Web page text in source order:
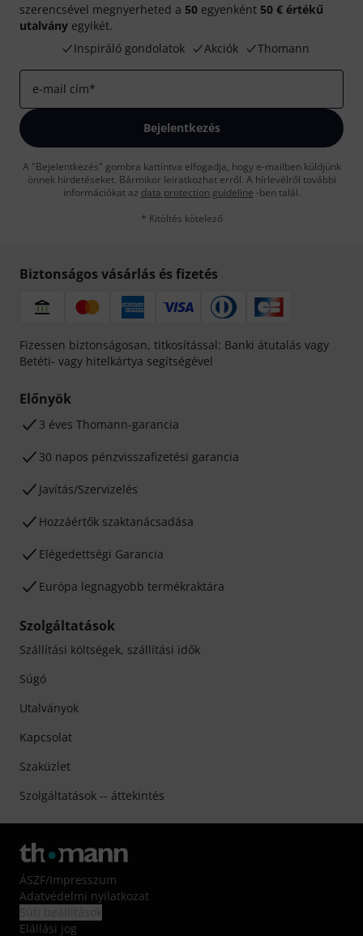
szerencsével megnyerheted a 50 egyenként 50 € értékű
utalvány egyikét.
Inspiráló gondolatok
Akciók Thomann
e-mail cím*
Bejelentkezés
A "Bejelentkezés" gombra kattintva elfogadja, hogy e-mailben küldjünk
önnek hirdetéseket. Bármikor leiratkozhat erről. A hírlevélről további
információkat az data protection guideline -ben talál.
* Kitöltés kötelező
Biztonságos vásárlás és fizetés
Fizessen biztonságosan, titkosítással: Banki átutalás vagy
Betéti- vagy hitelkártya segítségével
Előnyök
3 éves Thomann-garancia
30 napos pénzvisszafizetési garancia
Javítás/Szervizelés
Hozzáértők szaktanácsadása
Elégedettségi Garancia
Európa legnagyobb termékraktára
Szolgáltatások
Szállítási költségek, szállítási idők
Súgó
Utalványok
Kapcsolat
Szaküzlet
Szolgáltatások -- áttekintés
ÁSZF/Impresszum
Adatvédelmi nyilatkozat
Elállási jog